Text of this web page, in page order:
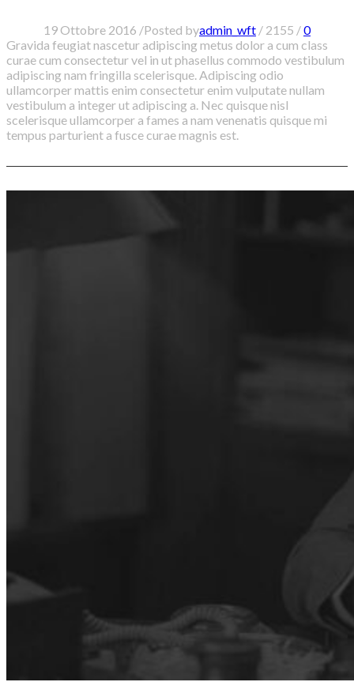
19 Ottobre 2016 /Posted byadmin_wft / 2155 /0
Gravida feugiat nascetur adipiscing metus dolor a cum class
curae cum consectetur vel in ut phasellus commodo vestibulum
adipiscing nam fringilla scelerisque. Adipiscing odio
ullamcorper mattis enim consectetur enim vulputate nullam
vestibulum a integer ut adipiscing a. Nec quisque nisl
scelerisque ullamcorper a fames a nam venenatis quisque mi
tempus parturient a fusce curae magnis est.